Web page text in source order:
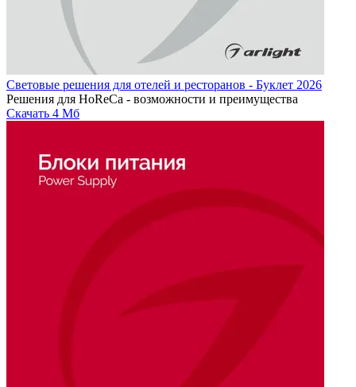
Световые решения для отелей и ресторанов - Буклет 2026
Решения для HoReCa - возможности и преимущества
Скачать 4 Мб